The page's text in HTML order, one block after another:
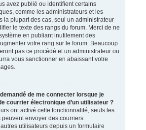
avez publié ou identifient certains
comme les administrateurs et les
la plupart des cas, seul un administrateur
le texte des rangs du forum. Merci de ne
en publiant inutilement des
votre rang sur le forum. Beaucoup
pas ce procédé et un administrateur ou
vous sanctionner en abaissant votre
de me connecter lorsque je
courrier électronique d’un utilisateur ?
ont activé cette fonctionnalité, seuls les
envoyer des courriers
utilisateurs depuis un formulaire